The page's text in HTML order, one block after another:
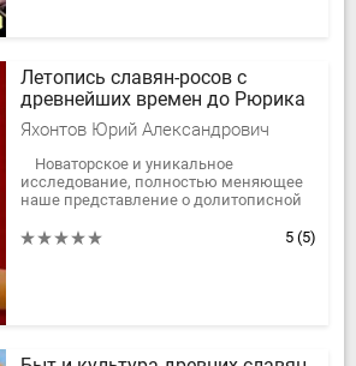
Летопись славян-росов с
древнейших времен до Рюрика
Яхонтов Юрий Александрович
Новаторское и уникальное
исследование, полностью меняющее
наше представление о долитописной
доказать достоверность сведений,...5 (5)